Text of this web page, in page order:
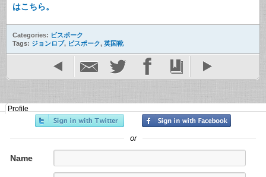
はこちら。
Categories: ビスポーク
Tags: ジョンロブ, ビスポーク, 英国靴
Profile
or
Name